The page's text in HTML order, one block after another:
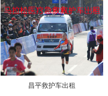
昌平救护车出租